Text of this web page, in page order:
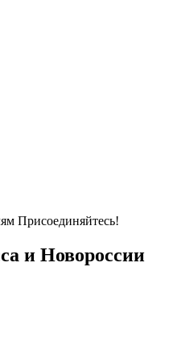
Присоединяйтесь!
и Новороссии